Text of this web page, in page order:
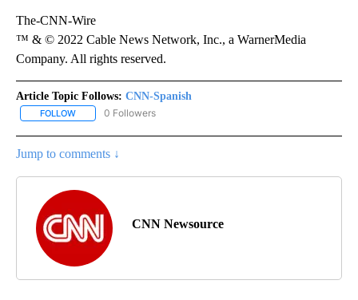
The-CNN-Wire
™ & © 2022 Cable News Network, Inc., a WarnerMedia
Company. All rights reserved.
Article Topic Follows: CNN-Spanish
FOLLOW FOLLOW "CNN-SPANISH" TO RECEIVE NOTIFICATIONS ABOUT
0 Followers
Jump to comments ↓
CNN Newsource